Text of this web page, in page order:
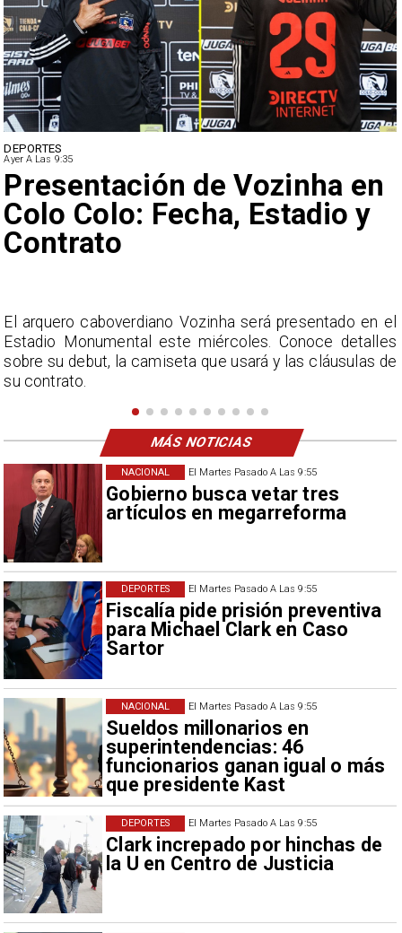
El Martes Pasado A Las 9:55
Gobierno busca vetar tres
artículos en megarreforma
NACIONAL
El Martes Pasado A Las 9:55
Fiscalía pide prisión preventiva
para Michael Clark en Caso
Sartor
DEPORTES
El Martes Pasado A Las 9:55
Sueldos millonarios en
superintendencias: 46
funcionarios ganan igual o más
que presidente Kast
NACIONAL
El Martes Pasado A Las 9:55
Clark increpado por hinchas de
la U en Centro de Justicia
DEPORTES
NACIONAL
Ayer A Las 9:35
Senado aprueba mecanismo
de compensación municipal
El Senado aprobó con 27 votos a favor y 22 en contra la
compensación a municipios por la exención de
contribuciones a mayores de 65 años.
MÁS NOTICIAS